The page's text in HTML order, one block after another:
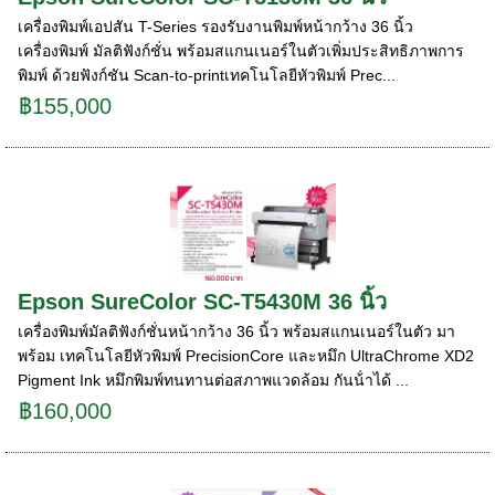
เครื่องพิมพ์เอปสัน T-Series รองรับงานพิมพ์หน้ากว้าง 36 นิ้ว
เครื่องพิมพ์ มัลติฟังก์ชั่น พร้อมสแกนเนอร์ในตัวเพิ่มประสิทธิภาพการ
พิมพ์ ด้วยฟังก์ชัน Scan-to-printเทคโนโลยีหัวพิมพ์ Prec...
฿155,000
Epson SureColor SC-T5430M 36 นิ้ว
เครื่องพิมพ์มัลติฟังก์ชั่นหน้ากว้าง 36 นิ้ว พร้อมสแกนเนอร์ในตัว มา
พร้อม เทคโนโลยีหัวพิมพ์ PrecisionCore และหมึก UltraChrome XD2
Pigment Ink หมึกพิมพ์ทนทานต่อสภาพแวดล้อม กันน้ําได้ ...
฿160,000